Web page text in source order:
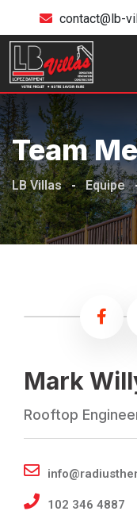
contact@lb-
Team
LB Villas - Equipe
Mark
Rooftop
102 346 4887